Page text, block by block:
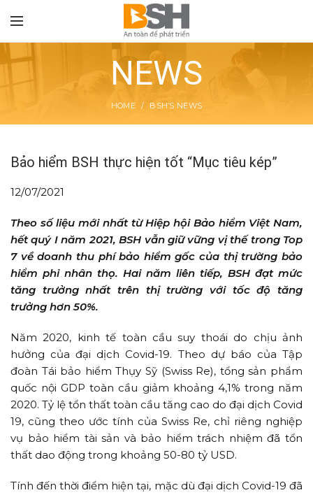
NEWS
HOME BSH’S NEWS
Bảo hiểm BSH thực hiện tốt “Mục tiêu kép”
12/07/2021
Theo số liệu mới nhất từ Hiệp hội Bảo hiểm Việt Nam,
hết quý I năm 2021, BSH vẫn giữ vững vị thế trong Top
7 về doanh thu phí bảo hiểm gốc của thị trường bảo
hiểm phi nhân thọ. Hai năm liên tiếp, BSH đạt mức
tăng trưởng nhất trên thị trường với tốc độ tăng
trưởng hơn 50%.
Năm 2020, kinh tế toàn cầu suy thoái do chịu ảnh
hưởng của đại dịch Covid-19. Theo dự báo của Tập
đoàn Tái bảo hiểm Thụy Sỹ (Swiss Re), tổng sản phẩm
quốc nội GDP toàn cầu giảm khoảng 4,1% trong năm
2020. Tỷ lệ tổn thất toàn cầu tăng cao do đại dịch Covid
19, cũng theo ước tính của Swiss Re, chỉ riêng nghiệp
vụ bảo hiểm tài sản và bảo hiểm trách nhiệm đã tổn
thất dao động trong khoảng 50-80 tỷ USD.
Tính đến thời điểm hiện tại, mặc dù đại dịch Covid-19 đã